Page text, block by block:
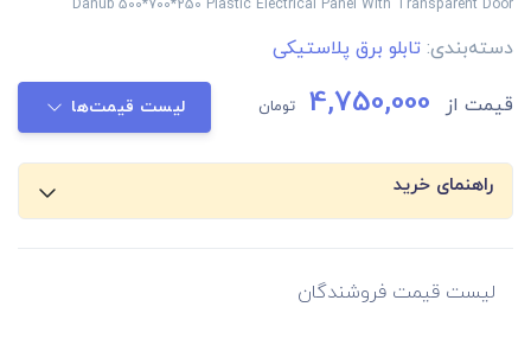
Danub 500*700*250 Plastic Electrical Panel With Transparent Door
دسته‌بندی: تابلو برق پلاستیکی
قیمت از 4,750,000 تومان لیست قیمت‌ها
راهنمای خرید
لیست قیمت فروشندگان